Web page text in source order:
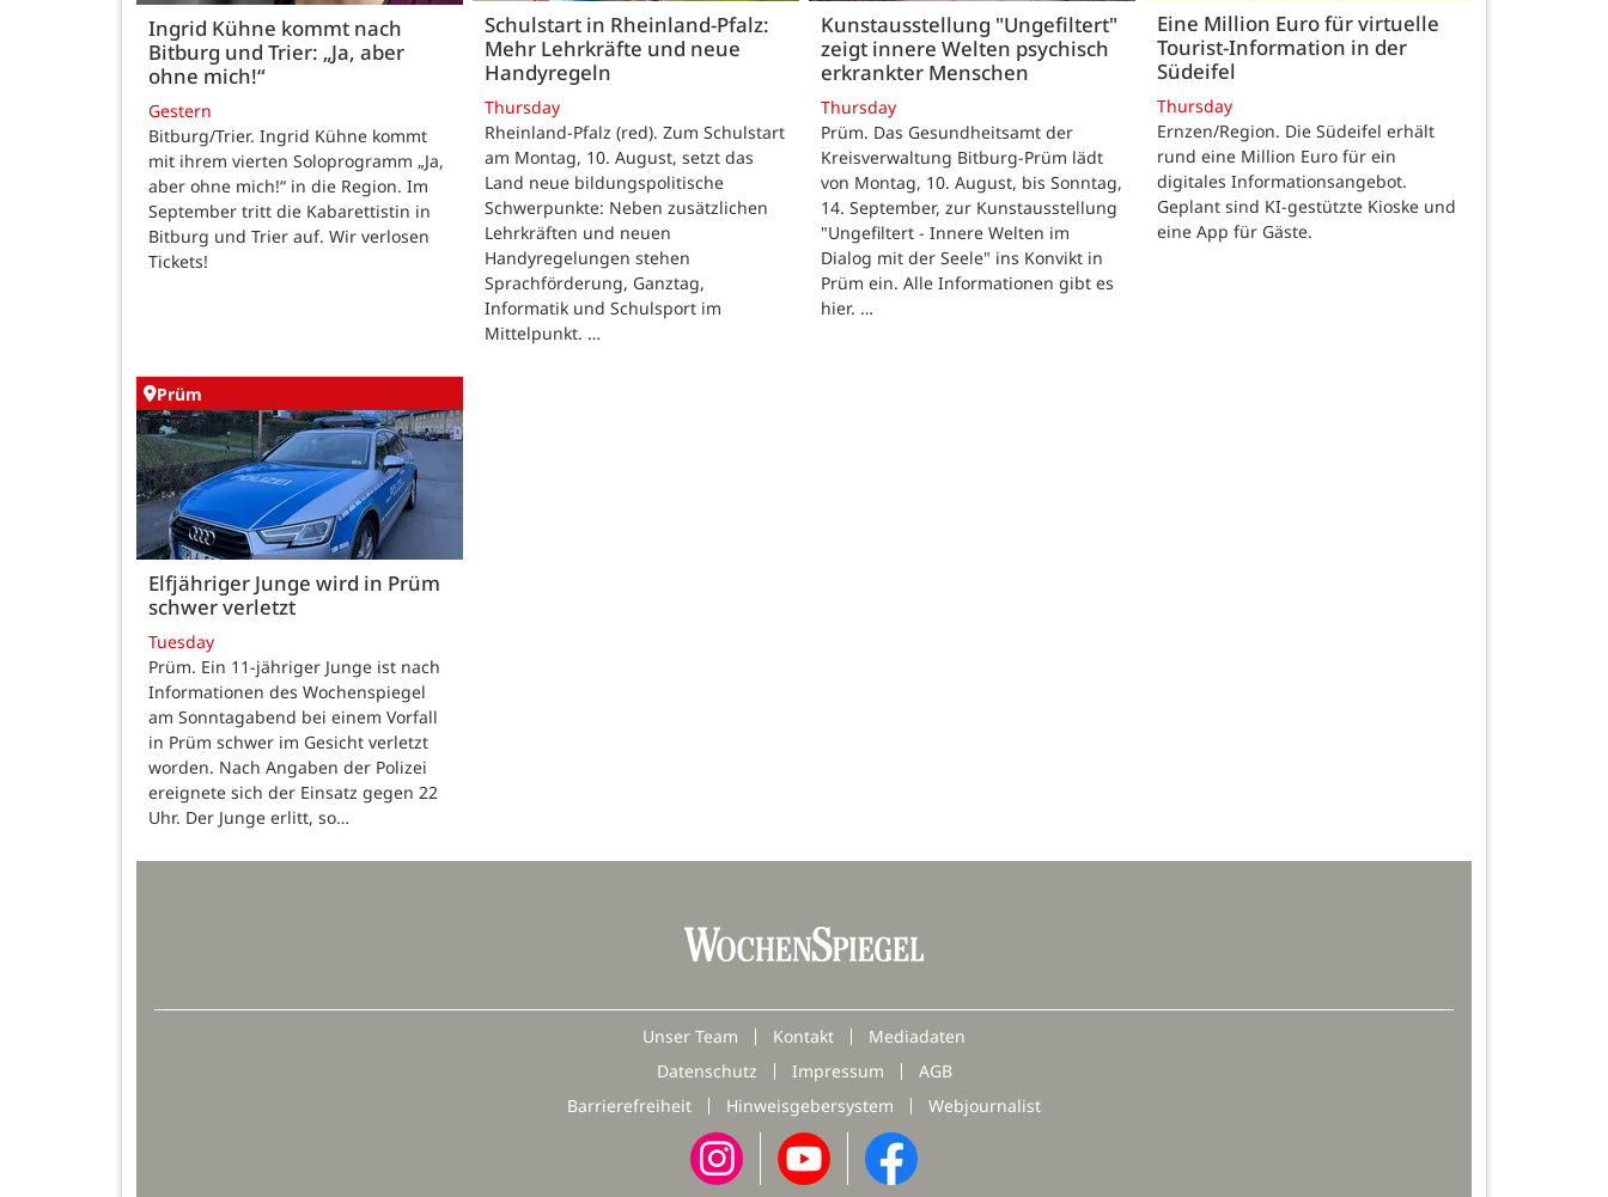
Ingrid Kühne kommt nach
Bitburg und Trier: „Ja, aber
ohne mich!“
Gestern
Bitburg/Trier. Ingrid Kühne kommt
mit ihrem vierten Soloprogramm „Ja,
aber ohne mich!“ in die Region. Im
September tritt die Kabarettistin in
Bitburg und Trier auf. Wir verlosen
Tickets!
Schulstart in Rheinland-Pfalz:
Mehr Lehrkräfte und neue
Handyregeln
Thursday
Rheinland-Pfalz (red). Zum Schulstart
am Montag, 10. August, setzt das
Land neue bildungspolitische
Schwerpunkte: Neben zusätzlichen
Lehrkräften und neuen
Handyregelungen stehen
Sprachförderung, Ganztag,
Informatik und Schulsport im
Mittelpunkt. …
Kunstausstellung "Ungefiltert"
zeigt innere Welten psychisch
erkrankter Menschen
Thursday
Prüm. Das Gesundheitsamt der
Kreisverwaltung Bitburg-Prüm lädt
von Montag, 10. August, bis Sonntag,
14. September, zur Kunstausstellung
"Ungefiltert - Innere Welten im
Dialog mit der Seele" ins Konvikt in
Prüm ein. Alle Informationen gibt es
hier. …
Eine Million Euro für virtuelle
Tourist-Information in der
Südeifel
Thursday
Ernzen/Region. Die Südeifel erhält
rund eine Million Euro für ein
digitales Informationsangebot.
Geplant sind KI-gestützte Kioske und
eine App für Gäste.
Prüm
Elfjähriger Junge wird in Prüm
schwer verletzt
Tuesday
Prüm. Ein 11-jähriger Junge ist nach
Informationen des Wochenspiegel
am Sonntagabend bei einem Vorfall
in Prüm schwer im Gesicht verletzt
worden. Nach Angaben der Polizei
ereignete sich der Einsatz gegen 22
Uhr. Der Junge erlitt, so…
Unser Team Kontakt
Mediadaten
Datenschutz
Impressum
AGB
Barrierefreiheit
Hinweisgebersystem Webjournalist